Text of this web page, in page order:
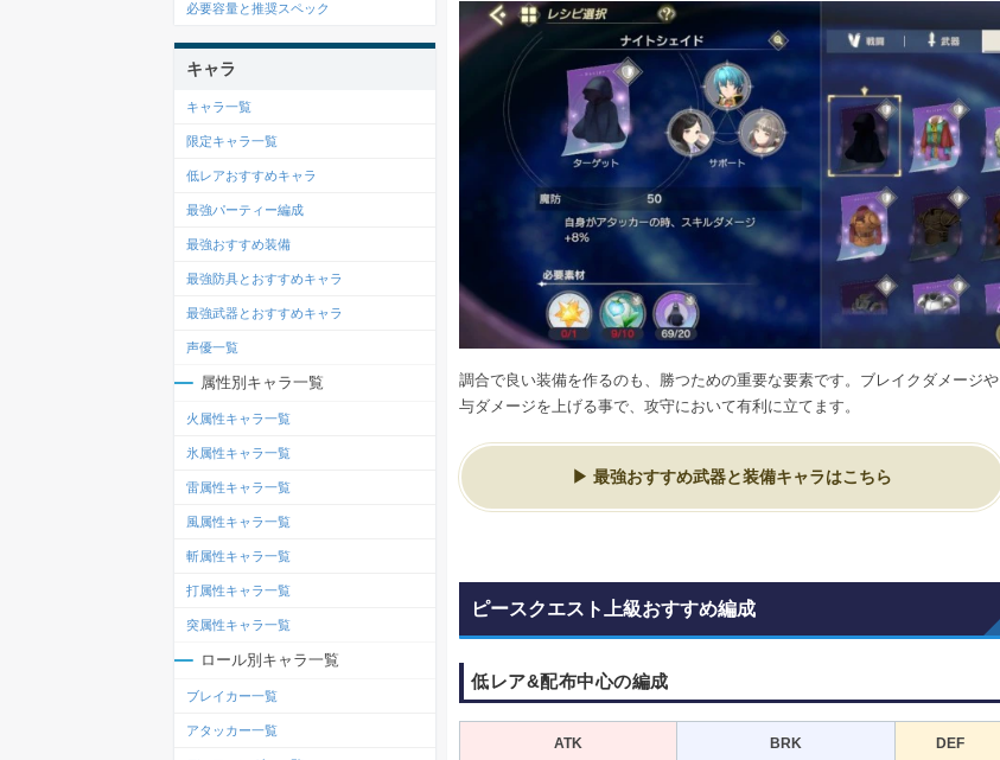
調合で良い装備を作るのも、勝つための重要な要素です。ブレイクダメージや
与ダメージを上げる事で、攻守において有利に立てます。
最強おすすめ武器と装備キャラはこちら
ピースクエスト上級おすすめ編成
低レア&配布中心の編成
ATK BRK DEF
必要容量と推奨スペック
キャラ
キャラ一覧
限定キャラ一覧
低レアおすすめキャラ
最強パーティー編成
最強おすすめ装備
最強防具とおすすめキャラ
最強武器とおすすめキャラ
声優一覧
属性別キャラ一覧
火属性キャラ一覧
氷属性キャラ一覧
雷属性キャラ一覧
風属性キャラ一覧
斬属性キャラ一覧
打属性キャラ一覧
突属性キャラ一覧
ロール別キャラ一覧
ブレイカー一覧
アタッカー一覧